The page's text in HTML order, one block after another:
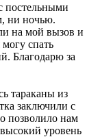
постельными
ни ночью.
на мой вызов и
спать
Благодарю за
тараканы из
заключили с
позволило нам
уровень